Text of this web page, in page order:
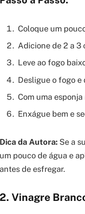
Coloque um
Adicione de 2 a 3
Leve ao fogo
Desligue o fogo e
Com uma
Enxágue bem e
Dica da Autora: Se a
um pouco de água e
antes de esfregar.
2. Vinagre